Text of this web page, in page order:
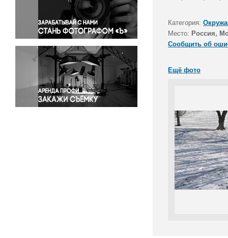
Правосудие
Происшествия и конфликты
Религия
Светская жизнь
Спорт
Экология
Экономика и бизнес
Категория:
Место: Россия,
Сообщить об
Ещё фото